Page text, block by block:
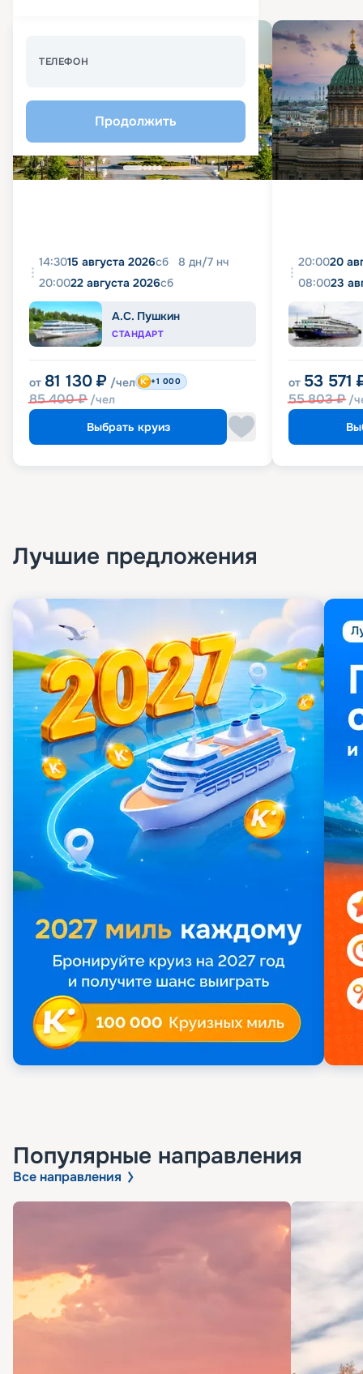
ТЕЛЕФОН
Продолжить
14:3015 августа 2026сб 8 дн/7 нч
20:0022 августа 2026сб
А.С. Пушкин
СТАНДАРТ
от 81 130 ₽ /чел
85 400₽ /чел
+1 000
Выбрать круиз
20:0020
08:0023
от 53 571
55 803₽ /
Лучшие предложения
Популярные направления
Все направления